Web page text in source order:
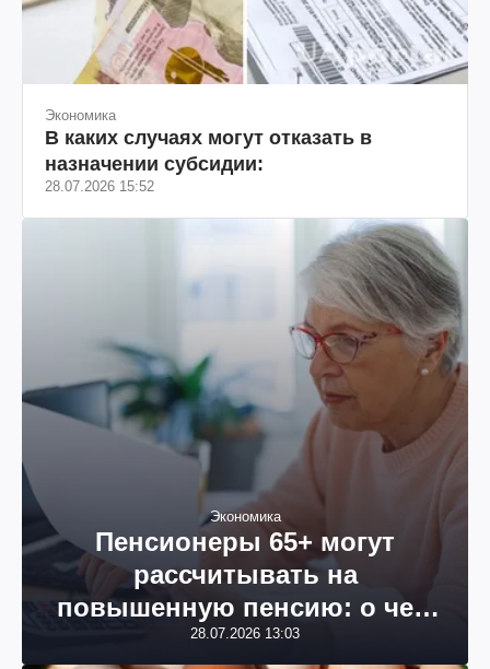
Экономика
В каких случаях могут отказать в
назначении субсидии:
28.07.2026 15:52
Экономика
Пенсионеры 65+ могут
рассчитывать на
повышенную пенсию: о чем
идет речь
28.07.2026 13:03